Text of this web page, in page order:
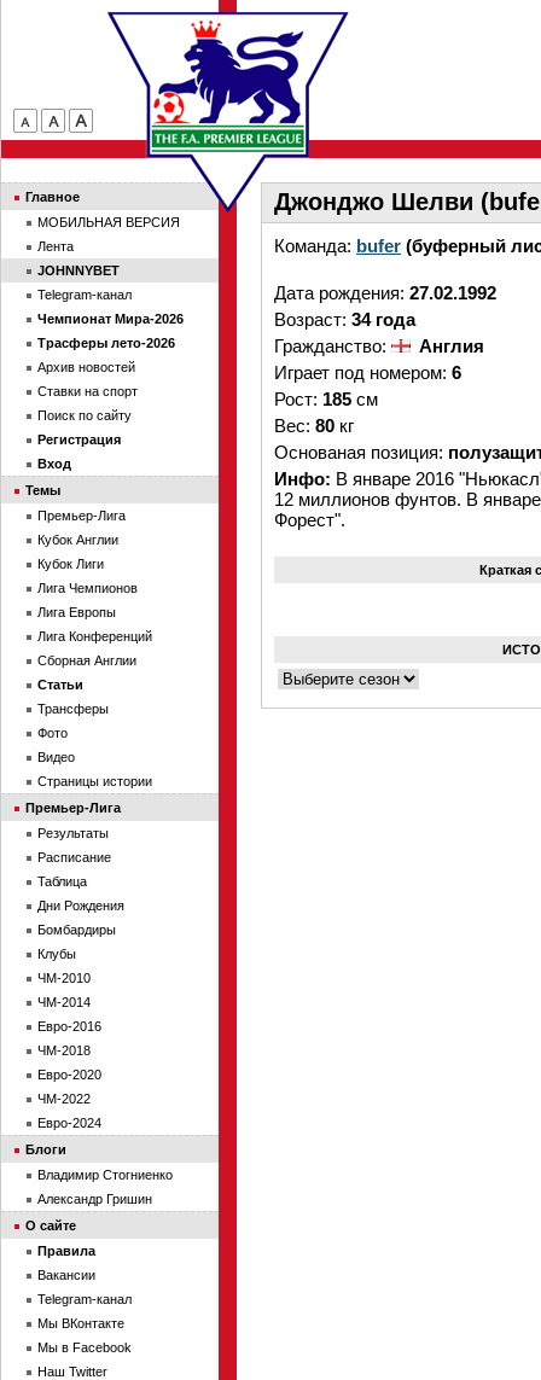
Джонджо Шелви
Команда: bufer (буферный
Дата рождения: 27.02.1992
Возраст: 34 года
Гражданство:
Англия
Играет под номером: 6
Рост: 185 см
Вес: 80 кг
Основаная позиция:
Инфо: В январе 2016
12 миллионов фунтов. В
Форест".
Краткая
Главное
МОБИЛЬНАЯ ВЕРСИЯ
Лента
JOHNNYBET
Telegram-канал
Чемпионат Мира-2026
Трасферы лето-2026
Архив новостей
Ставки на спорт
Поиск по сайту
Регистрация
Вход
Темы
Премьер-Лига
Кубок Англии
Кубок Лиги
Лига Чемпионов
Лига Европы
Лига Конференций
Сборная Англии
Статьи
Трансферы
Фото
Видео
Страницы истории
Премьер-Лига
Результаты
Расписание
Таблица
Дни Рождения
Бомбардиры
Клубы
ЧМ-2010
ЧМ-2014
Евро-2016
ЧМ-2018
Евро-2020
ЧМ-2022
Евро-2024
Блоги
Владимир Стогниенко
Александр Гришин
О сайте
Правила
Вакансии
Telegram-канал
Мы ВКонтакте
Мы в Facebook
Наш Twitter